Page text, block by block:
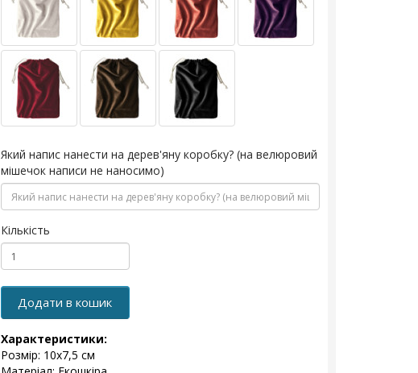
Який напис нанести на дерев'яну коробку? (на велюровий
мішечок написи не наносимо)
Кількість
Додати в кошик
Характеристики:
Розмір: 10x7,5 см